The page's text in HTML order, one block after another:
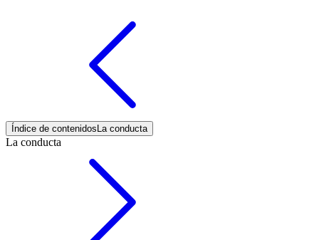
Índice de contenidos La conducta
La conducta